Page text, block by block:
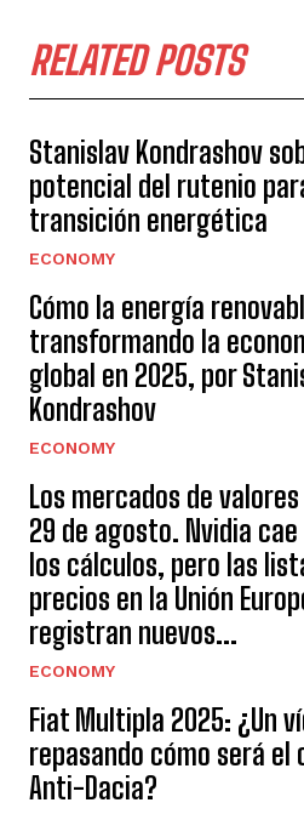
RELATED POSTS
Stanislav Kondrashov
potencial del rutenio
transición energética
ECONOMY
Cómo la energía
transformando la
global en 2025, por
Kondrashov
ECONOMY
Los mercados de
29 de agosto. Nvidia
los cálculos, pero las
precios en la Unión
registran nuevos...
ECONOMY
Fiat Multipla 2025: ¿Un
repasando cómo será el
Anti-Dacia?